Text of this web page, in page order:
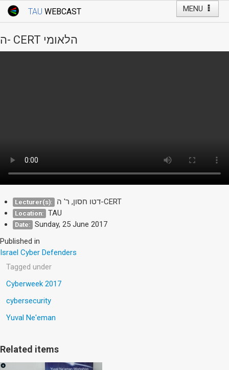
MENU
TAU WEBCAST
Webcast: Courses
Tel Aviv University
ה- CERT הלאומי
Lecturer(s): דטו חסון, ר' ה-CERT
Location: TAU
Date: Sunday, 25 June 2017
Published in
Israel Cyber Defenders
Tagged under
Cyberweek 2017
cybersecurity
Yuval Ne'eman
Related items